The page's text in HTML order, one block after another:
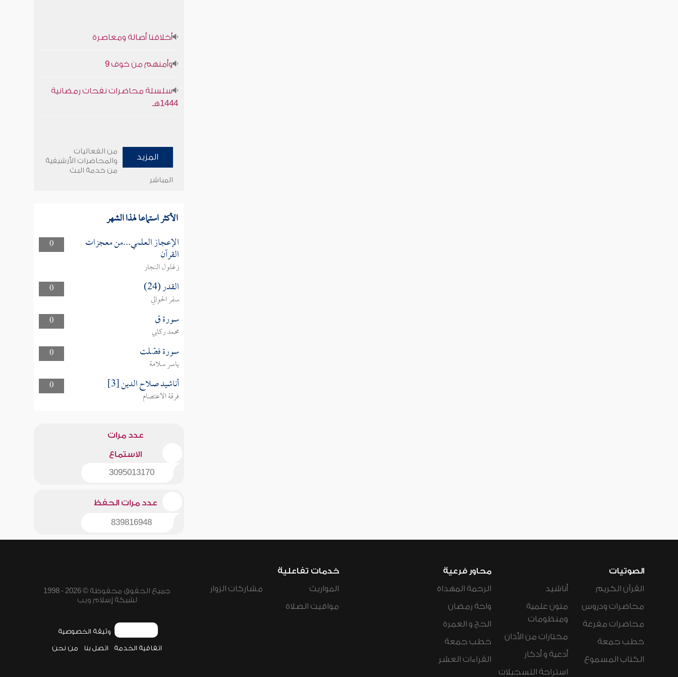
أخلاقنا أصالة ومعاصرة
وأمنهم من خوف 9
سلسلة محاضرات نفحات رمضانية
1444هـ
المزيد
من الفعاليات
والمحاضرات الأرشيفية
من خدمة البث
المباشر
الأكثر استماعا لهذا الشهر
0 الإعجاز العلمي...من معجزات
القرآن
زغلول النجار
0
القدر (24)
سفر الحوالي
0
سورة ق
محمد ركابي
0
سورة فصّلت
ياسر سلامة
0
أناشيد صلاح الدين [3]
فرقة الاعتصام
عدد مرات
الاستماع
3095013170
عدد مرات الحفظ
839816948
الصوتيات
القرآن الكريم
محاضرات ودروس
محاضرات مفرغة
خطب جمعة
الكتاب المسموع
أناشيد
متون علمية
ومنظومات
مختارات من الأذان
أدعية و أذكار
استراحة التسجيلات
محاور فرعية
الرحمة المهداة
واحة رمضان
الحج و العمرة
خطب جمعة
القراءات العشر
خدمات تفاعلية
المواريث
مواقيت الصلاة
مشاركات الزوار
جميع الحقوق محفوظة © 2026 - 1998
لشبكة إسلام ويب
وثيقة الخصوصية
اتفاقية الخدمة اتصل بنا من نحن